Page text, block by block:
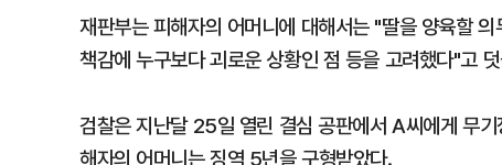
재판부는 피해자의 어머니에 대해서는 "딸을 양육할
책감에 누구보다 괴로운 상황인 점 등을 고려했다"고
검찰은 지난달 25일 열린 결심 공판에서 A씨에게 무
해자의 어머니는 징역 5년을 구형받았다.